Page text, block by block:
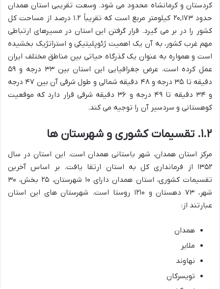
کردستان و کرمانشاه محدود می شود. وسعت تقریبی استان همدان
حدود ۲۰,۱۷۳ کیلومتر مربع است که تقریباً ۱.۲ درصد از مساحت کل
کشور را در بر می گیرد. قرار گرفتن این استان در مسیرهای ارتباطی
مهم غرب کشور، به آن یک اهمیت ژئوپلیتیکی و استراتژیک بخشیده
است و همواره به عنوان یک گذرگاه حیاتی بین مناطق مختلف ایران
عمل کرده است. عرض جغرافیایی این استان بین ۳۳ درجه و ۵۹
دقیقه تا ۳۵ درجه و ۴۸ دقیقه شمالی و طول شرقی آن بین ۴۷ درجه
و ۳۴ دقیقه تا ۴۹ درجه و ۳۶ دقیقه شرقی قرار دارد که موقعیت
کوهستانی و سردسیر آن را توجیه می کند.
۱.۲. تقسیمات کشوری و شهرستان ها
مرکز استان همدان، شهر باستانی همدان است. این استان در سال
۱۳۵۲ از فرمانداری کل به استان ارتقا یافت. بر اساس آخرین
تقسیمات کشوری، استان همدان دارای ۱۰ شهرستان، ۲۵ بخش، ۳۰
شهر، ۷۳ دهستان و ۱۲۱۰ روستا است. شهرستان های این استان
عبارتند از:
همدان
ملایر
نهاوند
تویسرکان